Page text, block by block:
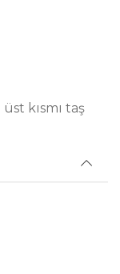
kısmı taş